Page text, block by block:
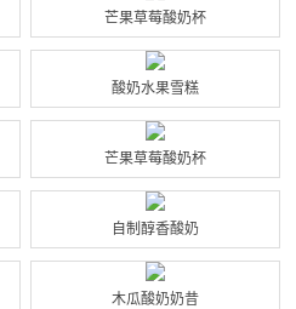
芒果草莓酸奶杯
酸奶水果雪糕
芒果草莓酸奶杯
自制醇香酸奶
木瓜酸奶奶昔